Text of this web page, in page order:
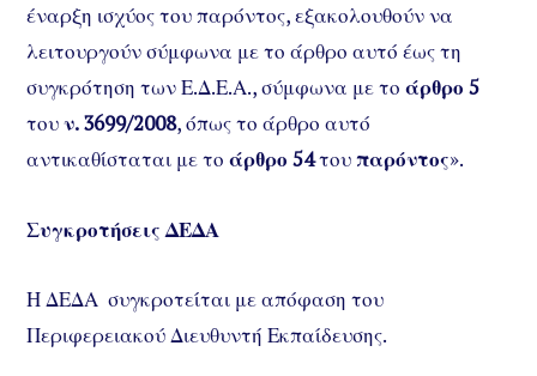
έναρξη ισχύος του παρόντος, εξακολουθούν να
λειτουργούν σύμφωνα με το άρθρο αυτό έως τη
συγκρότηση των Ε.Δ.Ε.Α., σύμφωνα με το άρθρο 5
τουν. 3699/2008, όπως το άρθρο αυτό
αντικαθίσταται με το άρθρο 54τουπαρόντος».
Συγκροτήσεις ΔΕΔΑ
Η ΔΕΔΑ συγκροτείται με απόφαση του
Περιφερειακού Διευθυντή Εκπαίδευσης.